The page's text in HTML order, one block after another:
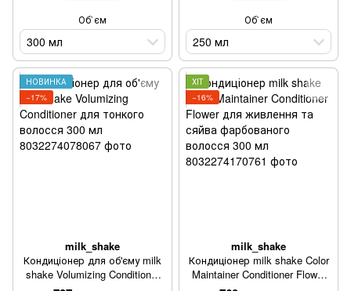
Об`єм
300 мл
Об`єм
250 мл
НОВИНКА
−17%
milk_shake
Кондиціонер для об'єму milk
shake Volumizing Conditioner
ХІТ
−16%
milk_shake
Кондиціонер milk shake Color
Maintainer Conditioner Flower